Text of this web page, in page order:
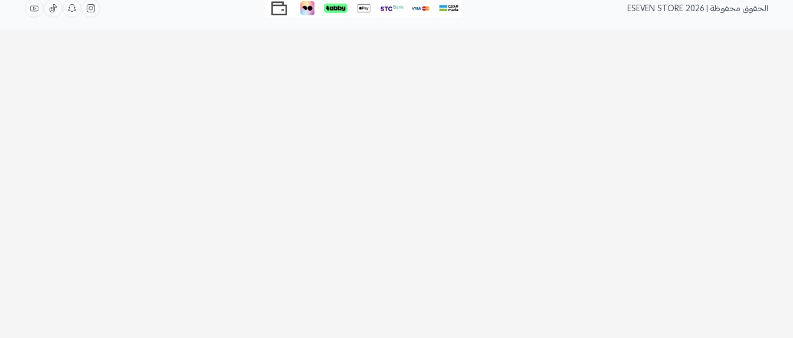
الحقوق محفوظة | 2026 ESEVEN STORE